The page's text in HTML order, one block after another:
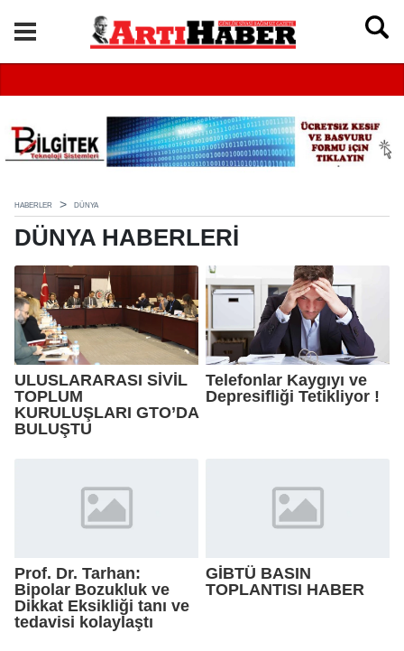
HABERLER DÜNYA
DÜNYA HABERLERI
ULUSLARARASI SİVİL
TOPLUM
KURULUŞLARI GTO’DA
BULUŞTU
Telefonlar Kaygıyı ve
Depresifliği Tetikliyor !
Prof. Dr. Tarhan:
Bipolar Bozukluk ve
Dikkat Eksikliği tanı ve
tedavisi kolaylaştı
GİBTÜ BASIN
TOPLANTISI HABER